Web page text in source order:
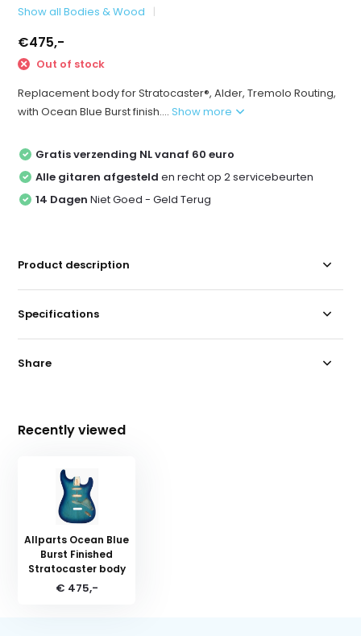
Show all Bodies & Wood
€475,-
Out of stock
Replacement body for Stratocaster®, Alder, Tremolo Routing,
with Ocean Blue Burst finish....Show more
Gratis verzending NL vanaf 60 euro
Alle gitaren afgesteld en recht op 2 servicebeurten
14 Dagen Niet Goed - Geld Terug
Product description
Specifications
Share
Recently viewed
Allparts Ocean Blue
Burst Finished
Stratocaster body
€ 475,-